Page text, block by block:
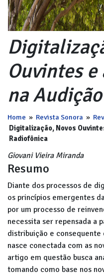
Ouvintes
na
Home » Revista Sonora »
Digitalização, Novos
Radiofônica
Giovani Vieira Miranda
Resumo
Diante dos processos de
os princípios emergentes
por um processo de
necessita ser repensada a
distribuição e consequente
nasce conectada com as
artigo em questão busca
tomando como base nos